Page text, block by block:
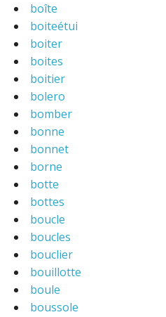
boîte
boiteétui
boiter
boites
boitier
bolero
bomber
bonne
bonnet
borne
botte
bottes
boucle
boucles
bouclier
bouillotte
boule
boussole